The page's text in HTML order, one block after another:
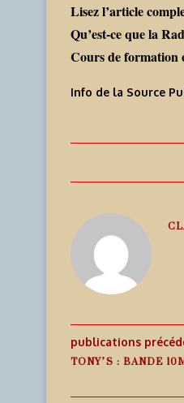
Lisez l’article
Qu’est-ce que la
Cours de formation
Info de la Source
publications
TONY’S : BANDE